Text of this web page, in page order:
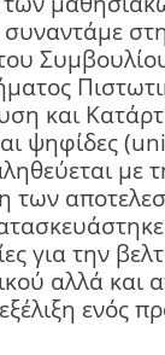
συναντάμε
και
ψηφίδες
με
των
για την
αλλά και
ενός